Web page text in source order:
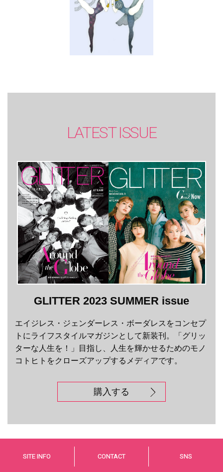
LATEST ISSUE
GLITTER 2023 SUMMER issue
エイジレス・ジェンダーレス・ボーダレスをコンセプ
トにライフスタイルマガジンとして新装刊。「グリッ
ターな人生を！」目指し、人生を輝かせるためのモノ
コトヒトをクローズアップするメディアです。
購入する
SITE INFO CONTACT SNS